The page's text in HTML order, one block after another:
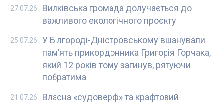
Вилківська громада долучається до
важливого екологічного проєкту
27.07.26
У Білгороді-Дністровському вшанували
пам’ять прикордонника Григорія Горчака,
який 12 років тому загинув, рятуючи
побратима
25.07.26
Власна «судоверф» та крафтовий
21.07.26